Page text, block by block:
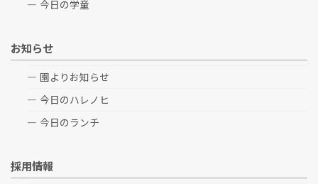
今日の学童
お知らせ
園よりお知らせ
今日のハレノヒ
今日のランチ
採用情報